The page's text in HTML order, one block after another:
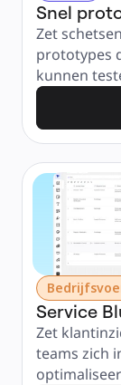
Snel
Zet
prototypes
kunnen
Service
Zet
teams zich